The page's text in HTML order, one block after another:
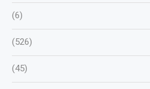
(6)
(526)
(45)